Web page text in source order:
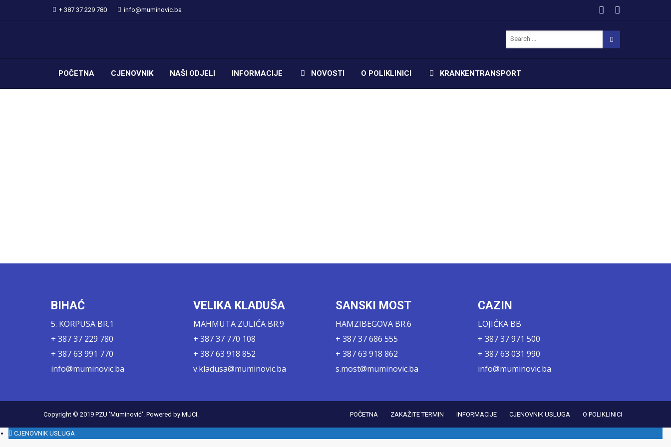
+ 387 37 229 780 info@muminovic.ba
POČETNA CJENOVNIK NAŠI ODJELI INFORMACIJE NOVOSTI O POLIKLINICI KRANKENTRANSPORT
BIHAĆ
5. KORPUSA BR.1
+ 387 37 229 780
+ 387 63 991 770
info@muminovic.ba
VELIKA KLADUŠA
MAHMUTA ZULIĆA BR.9
+ 387 37 770 108
+ 387 63 918 852
v.kladusa@muminovic.ba
SANSKI MOST
HAMZIBEGOVA BR.6
+ 387 37 686 555
+ 387 63 918 862
s.most@muminovic.ba
CAZIN
LOJIĆKA BB
+ 387 37 971 500
+ 387 63 031 990
info@muminovic.ba
Copyright © 2019 PZU 'Muminović' . Powered by MUCI POČETNA ZAKAŽITE TERMIN INFORMACIJE CJENOVNIK USLUGA O POLIKLINICI
CJENOVNIK USLUGA